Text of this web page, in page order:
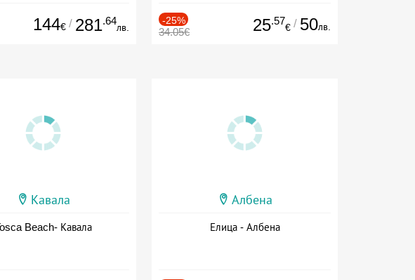
144€ / 281.64
лв.
-25%
34.05€ 25.57
€ / 50лв.
Кавала
Beach- Кавала
Албена
Елица - Албена